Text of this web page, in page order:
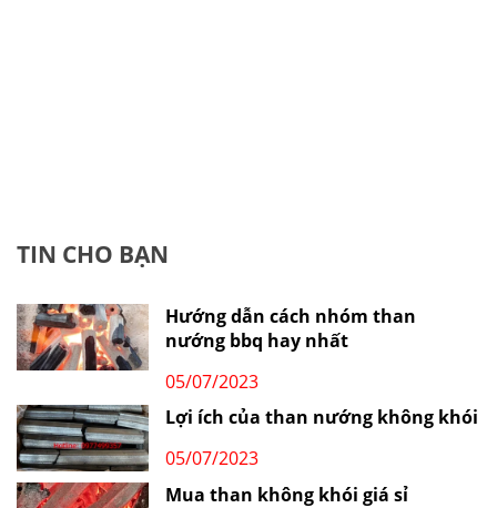
TIN CHO BẠN
Hướng dẫn cách nhóm than
nướng bbq hay nhất
05/07/2023
Lợi ích của than nướng không khói
05/07/2023
Mua than không khói giá sỉ